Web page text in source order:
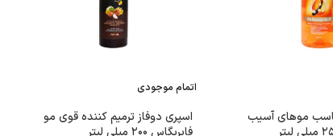
موهای آسیب
اتمام موجودی
اسپری دوفاز ترمیم کننده قوی مو
فابریگاس ۲۰۰ میلی لیتر